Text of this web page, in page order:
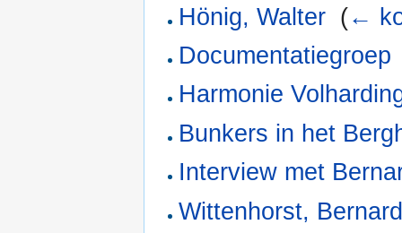
Hönig, Walter (←
Documentatiegroep
Harmonie
Bunkers in het
Interview met
Wittenhorst,